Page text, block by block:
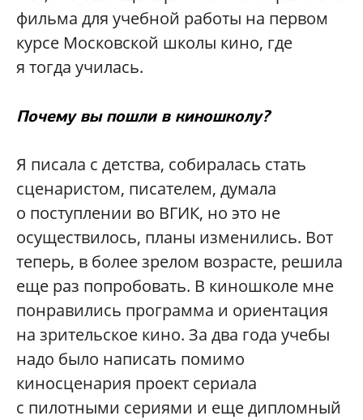
фильма для учебной работы на первом
курсе Московской школы кино, где
я тогда училась.
Почему вы пошли в киношколу?
Я писала с детства, собиралась стать
сценаристом, писателем, думала
о поступлении во ВГИК, но это не
осуществилось, планы изменились. Вот
теперь, в более зрелом возрасте, решила
еще раз попробовать. В киношколе мне
понравились программа и ориентация
на зрительское кино. За два года учебы
надо было написать помимо
киносценария проект сериала
с пилотными сериями и еще дипломный